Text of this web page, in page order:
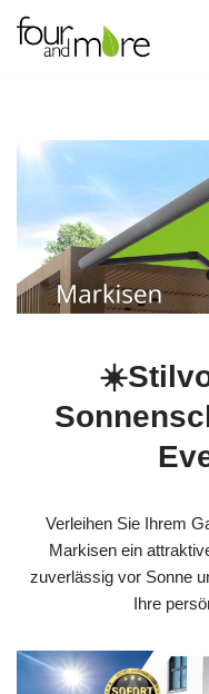
Zum
Verleihen Sie Ihrem
Markisen ein
zuverlässig vor Sonne
Ihre